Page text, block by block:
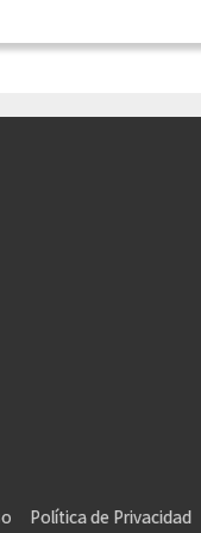
Política de Privacidad